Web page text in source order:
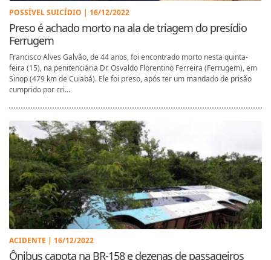
POSSÍVEL SUICÍDIO | 16/12/2022
Preso é achado morto na ala de triagem do presídio
Ferrugem
Francisco Alves Galvão, de 44 anos, foi encontrado morto nesta quinta-
feira (15), na penitenciária Dr. Osvaldo Florentino Ferreira (Ferrugem), em
Sinop (479 km de Cuiabá). Ele foi preso, após ter um mandado de prisão
cumprido por cri...
ACIDENTE | 16/12/2022
Ônibus capota na BR-158 e dezenas de passageiros